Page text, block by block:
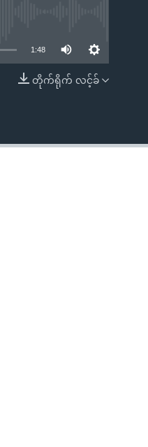
EMBED
1:48
တိုက်ရိုက် လင့်ခ်